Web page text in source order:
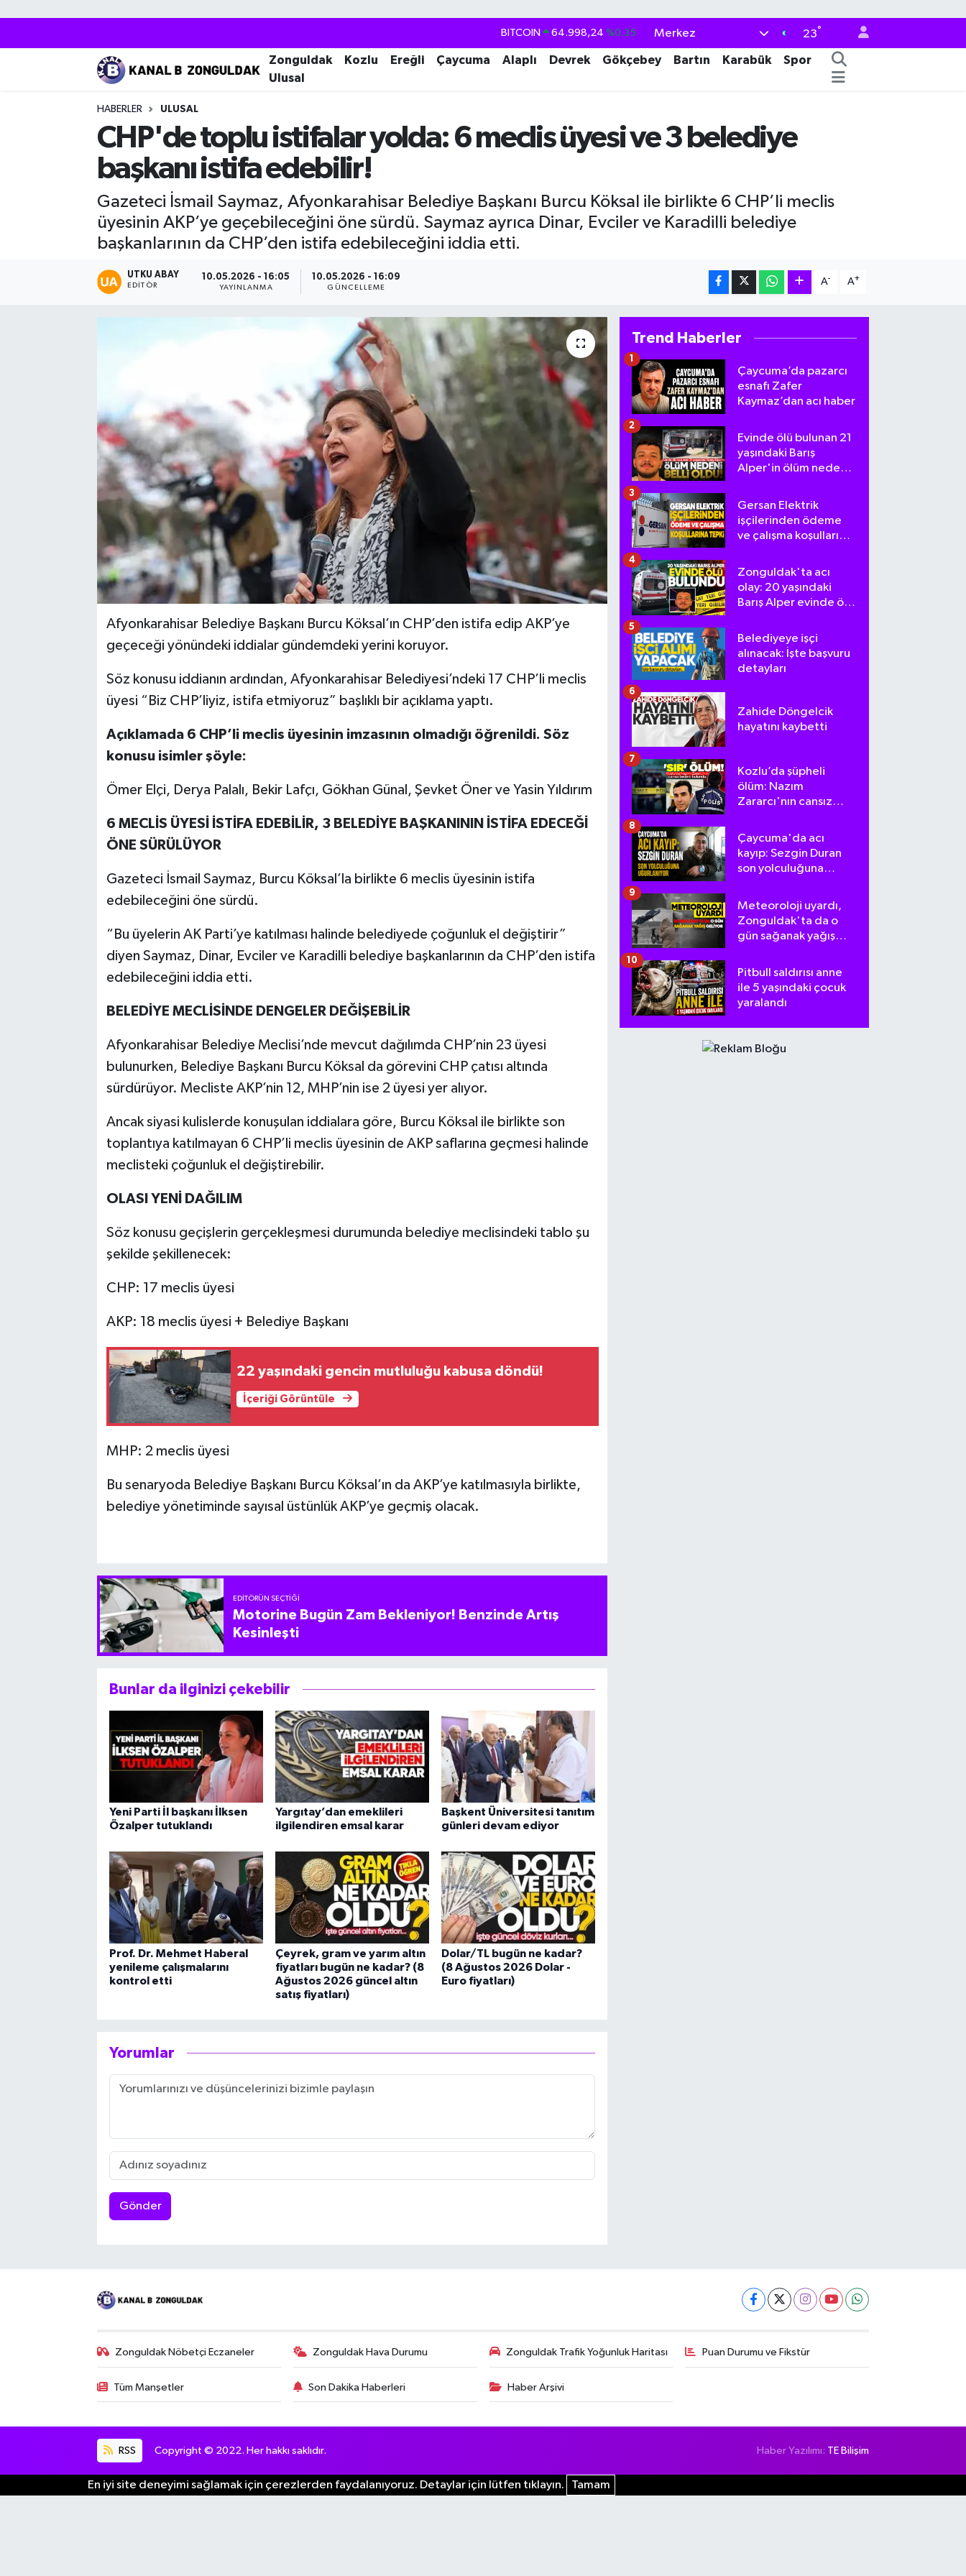
DOLAR 47,7436 %0.18
EURO 55,2510 %0.32
BİST100 13.779 %-14
Merkez 23°
Zonguldak Kozlu Ereğli Çaycuma Alaplı Devrek Gökçebey Bartın Karabük
Spor
Ulusal
HABERLER ULUSAL
CHP'de toplu istifalar yolda: 6 meclis üyesi ve 3 belediye
başkanı istifa edebilir!
Gazeteci İsmail Saymaz, Afyonkarahisar Belediye Başkanı Burcu Köksal ile birlikte 6 CHP’li meclis
üyesinin AKP’ye geçebileceğini öne sürdü. Saymaz ayrıca Dinar, Evciler ve Karadilli belediye
başkanlarının da CHP’den istifa edebileceğini iddia etti.
UTKU ABAY
EDITÖR
10.05.2026 - 16:05
YAYINLANMA
10.05.2026 - 16:09
GÜNCELLEME
A- A+
Afyonkarahisar Belediye Başkanı Burcu Köksal’ın CHP’den istifa edip AKP’ye
geçeceği yönündeki iddialar gündemdeki yerini koruyor.
Söz konusu iddianın ardından, Afyonkarahisar Belediyesi’ndeki 17 CHP’li meclis
üyesi “Biz CHP’liyiz, istifa etmiyoruz” başlıklı bir açıklama yaptı.
Açıklamada 6 CHP’li meclis üyesinin imzasının olmadığı öğrenildi. Söz
konusu isimler şöyle:
Ömer Elçi, Derya Palalı, Bekir Lafçı, Gökhan Günal, Şevket Öner ve Yasin Yıldırım
6 MECLİS ÜYESİ İSTİFA EDEBİLİR, 3 BELEDİYE BAŞKANININ İSTİFA EDECEĞİ
ÖNE SÜRÜLÜYOR
Gazeteci İsmail Saymaz, Burcu Köksal’la birlikte 6 meclis üyesinin istifa
edebileceğini öne sürdü.
“Bu üyelerin AK Parti’ye katılması halinde belediyede çoğunluk el değiştirir”
diyen Saymaz, Dinar, Evciler ve Karadilli belediye başkanlarının da CHP’den istifa
edebileceğini iddia etti.
BELEDİYE MECLİSİNDE DENGELER DEĞİŞEBİLİR
Afyonkarahisar Belediye Meclisi’nde mevcut dağılımda CHP’nin 23 üyesi
bulunurken, Belediye Başkanı Burcu Köksal da görevini CHP çatısı altında
sürdürüyor. Mecliste AKP’nin 12, MHP’nin ise 2 üyesi yer alıyor.
Ancak siyasi kulislerde konuşulan iddialara göre, Burcu Köksal ile birlikte son
toplantıya katılmayan 6 CHP’li meclis üyesinin de AKP saflarına geçmesi halinde
meclisteki çoğunluk el değiştirebilir.
OLASI YENİ DAĞILIM
Söz konusu geçişlerin gerçekleşmesi durumunda belediye meclisindeki tablo şu
şekilde şekillenecek:
CHP: 17 meclis üyesi
AKP: 18 meclis üyesi + Belediye Başkanı
22 yaşındaki gencin mutluluğu kabusa döndü!
İçeriği Görüntüle
MHP: 2 meclis üyesi
Bu senaryoda Belediye Başkanı Burcu Köksal’ın da AKP’ye katılmasıyla birlikte,
belediye yönetiminde sayısal üstünlük AKP’ye geçmiş olacak.
EDITÖRÜN SEÇTIĞI
Motorine Bugün Zam Bekleniyor! Benzinde Artış
Kesinleşti
Bunlar da ilginizi çekebilir
Yeni Parti İl başkanı İlksen
Özalper tutuklandı
Yargıtay’dan emeklileri
ilgilendiren emsal karar
Başkent Üniversitesi tanıtım
günleri devam ediyor
Prof. Dr. Mehmet Haberal
yenileme çalışmalarını
kontrol etti
Çeyrek, gram ve yarım altın
fiyatları bugün ne kadar? (8
Ağustos 2026 güncel altın
satış fiyatları)
Dolar/TL bugün ne kadar?
(8 Ağustos 2026 Dolar -
Euro fiyatları)
Yorumlar
Gönder
Trend Haberler
Çaycuma’da pazarcı
esnafı Zafer
Kaymaz’dan acı haber
1
Evinde ölü bulunan 21
yaşındaki Barış
Alper'in ölüm nedeni
2
Gersan Elektrik
işçilerinden ödeme
ve çalışma koşullarına
3
Zonguldak'ta acı
olay: 20 yaşındaki
Barış Alper evinde ölü
4
Belediyeye işçi
alınacak: İşte başvuru
detayları
5
Zahide Döngelcik
hayatını kaybetti
6
Kozlu’da şüpheli
ölüm: Nazım
Zararcı'nın cansız
7
Çaycuma'da acı
kayıp: Sezgin Duran
son yolculuğuna
8
Meteoroloji uyardı,
Zonguldak'ta da o
gün sağanak yağış
9
Pitbull saldırısı anne
ile 5 yaşındaki çocuk
yaralandı
10
Zonguldak Nöbetçi Eczaneler Zonguldak Hava Durumu Zonguldak Trafik Yoğunluk Haritası Puan Durumu ve Fikstür
Tüm Manşetler Son Dakika Haberleri Haber Arşivi
RSS Copyright © 2022. Her hakkı saklıdır. Haber Yazılımı: TE Bilişim
En iyi site deneyimi sağlamak için çerezlerden faydalanıyoruz. Detaylar için lütfen tıklayın. Tamam
Gökçebey
Zonguldak Nöbetçi Eczaneler
Zonguldak Trafik Yoğunluk Haritası
Puan Durumu ve Fikstür
Tüm Manşetler
Son Dakika Haberleri
Haber Arşivi